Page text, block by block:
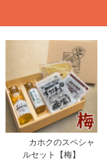
カホクのスペシャ
ルセット【梅】